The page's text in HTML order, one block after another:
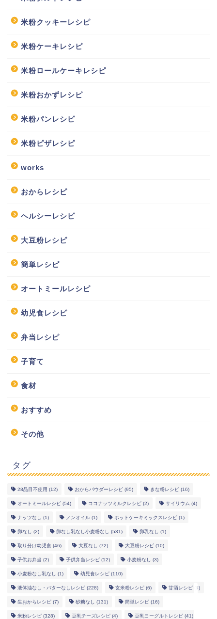
米粉クッキーレシピ
米粉ケーキレシピ
米粉ロールケーキレシピ
米粉おかずレシピ
米粉パンレシピ
米粉ピザレシピ
works
おからレシピ
ヘルシーレシピ
大豆粉レシピ
簡単レシピ
オートミールレシピ
幼児食レシピ
弁当レシピ
子育て
食材
おすすめ
その他
タグ
28品目不使用 (12) おからパウダーレシピ (95) きな粉レシピ (16)
オートミールレシピ (54) ココナッツミルクレシピ (2) サイリウム (4)
ナッツなし (1) ノンオイル (1) ホットケーキミックスレシピ (1)
卵なし (2) 卵なし乳なし小麦粉なし (531) 卵乳なし (1)
取り分け幼児食 (46) 大豆なし (72) 大豆粉レシピ (10)
子供お弁当 (2) 子供弁当レシピ (12) 小麦粉なし (3)
小麦粉なし乳なし (1) 幼児食レシピ (110)
液体油なし・バターなしレシピ (228) 玄米粉レシピ (6) 甘酒レシピ (8)
生おからレシピ (7) 砂糖なし (131) 簡単レシピ (16)
米粉レシピ (328) 豆乳チーズレシピ (4) 豆乳ヨーグルトレシピ (41)
幼児食レシピ
米粉レシピ
ヘルシーレシピ
works